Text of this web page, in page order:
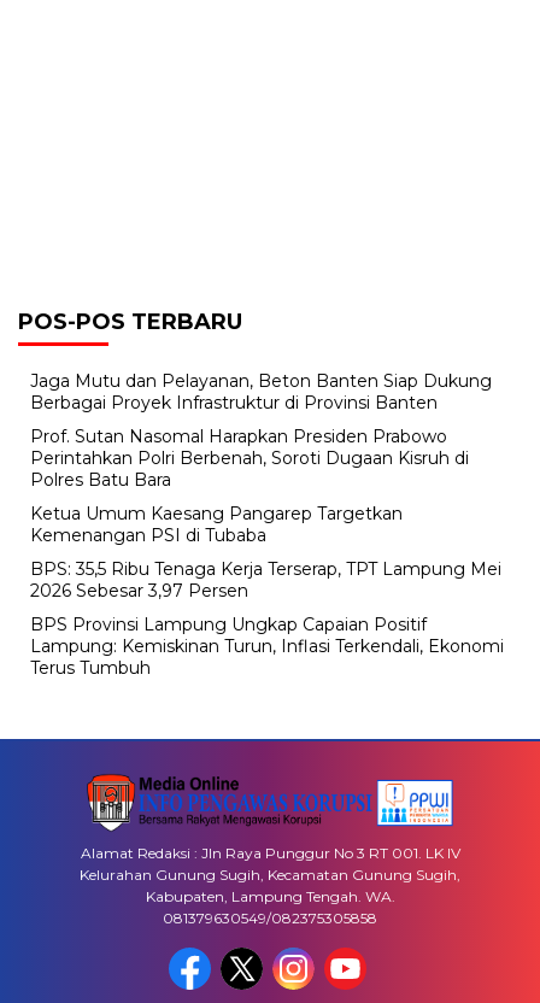
POS-POS TERBARU
Jaga Mutu dan Pelayanan, Beton Banten Siap Dukung
Berbagai Proyek Infrastruktur di Provinsi Banten
Prof. Sutan Nasomal Harapkan Presiden Prabowo
Perintahkan Polri Berbenah, Soroti Dugaan Kisruh di
Polres Batu Bara
Ketua Umum Kaesang Pangarep Targetkan
Kemenangan PSI di Tubaba
BPS: 35,5 Ribu Tenaga Kerja Terserap, TPT Lampung Mei
2026 Sebesar 3,97 Persen
BPS Provinsi Lampung Ungkap Capaian Positif
Lampung: Kemiskinan Turun, Inflasi Terkendali, Ekonomi
Terus Tumbuh
Alamat Redaksi : Jln Raya Punggur No 3 RT 001. LK IV
Kelurahan Gunung Sugih, Kecamatan Gunung Sugih,
Kabupaten, Lampung Tengah. WA.
081379630549/082375305858